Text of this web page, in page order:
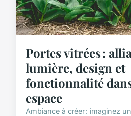
Portes vitrées :
lumière, design et
fonctionnalité
espace
Ambiance à créer : imaginez